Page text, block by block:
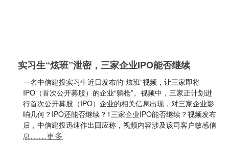
实习生“炫班”泄密，三家企业IPO能否继续
一名中信建投实习生近日发布的“炫班”视频，让三家即将
IPO（首次公开募股）的企业“躺枪”。视频中，三家正计划进
行首次公开募股（IPO）企业的相关信息出现，对三家企业影
响几何？IPO还能否继续？1三家企业IPO能否继续？视频发布
后，中信建投迅速作出回应称，视频内容涉及该司客户敏感信
息……更多